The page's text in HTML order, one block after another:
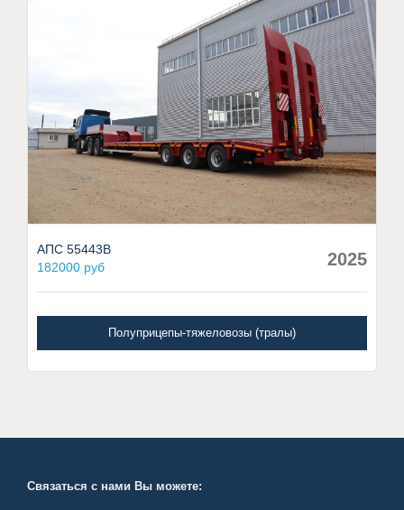
АПС 55443В
182000 руб
2025
Полуприцепы-тяжеловозы (тралы)
Связаться с нами Вы можете: